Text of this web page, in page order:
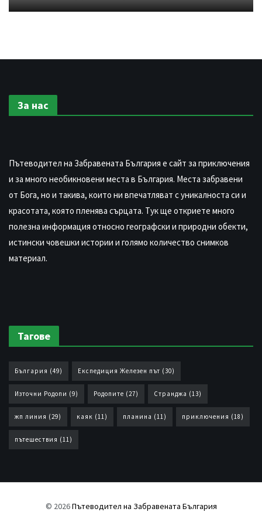
За нас
Пътеводител на Забравената България е сайт за приключения
и за много необикновени места в България. Места забравени
от Бога, но и такива, които ни впечатляват с уникалноста си и
красотата, която пленява сърцата. Тук ще откриете много
полезна информация относно географски и природни обекти,
истински човешки истории и голямо количество снимков
материал.
Тагове
България (49) Експедиция Железен път (30)
Източни Родопи (9) Родопите (27) Странджа (13)
жп линия (29) каяк (11) планина (11) приключения (18)
пътешествия (11)
© 2026Пътеводител на Забравената България